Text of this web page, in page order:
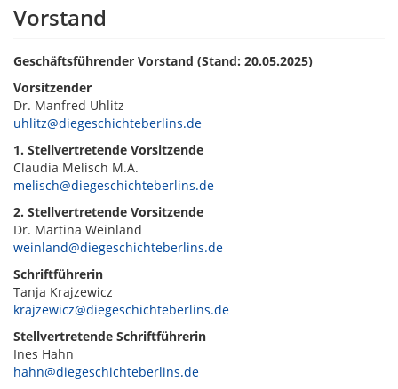
Vorstand
Geschäftsführender Vorstand (Stand: 20.05.2025)
Vorsitzender
Dr. Manfred Uhlitz
uhlitz@diegeschichteberlins.de
1. Stellvertretende Vorsitzende
Claudia Melisch M.A.
melisch@diegeschichteberlins.de
2. Stellvertretende Vorsitzende
Dr. Martina Weinland
weinland@diegeschichteberlins.de
Schriftführerin
Tanja Krajzewicz
krajzewicz@diegeschichteberlins.de
Stellvertretende Schriftführerin
Ines Hahn
hahn@diegeschichteberlins.de